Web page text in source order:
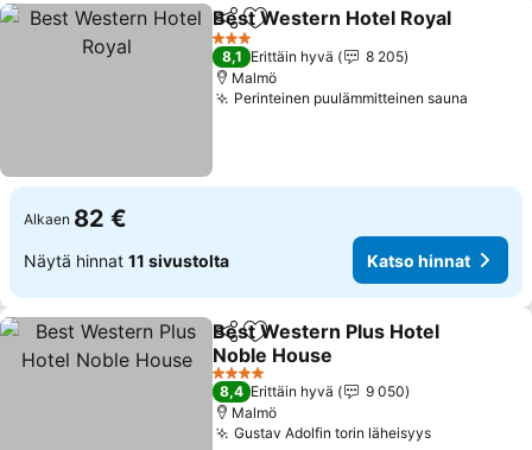
Jaa Lisää suosikkeihin
Best Western Hotel Royal
3 Tähtiluokitus
8,1 Erittäin hyvä
8 205
Malmö
Perinteinen puulämmitteinen sauna
Alkaen 82 €
Näytä hinnat 11 sivustolta Katso hinnat
Jaa Lisää suosikkeihin
Best Western Plus Hotel
Noble House
Katso hinnat
4 Tähtiluokitus
8,4 Erittäin hyvä
9 050
Malmö
Gustav Adolfin torin läheisyysKatso